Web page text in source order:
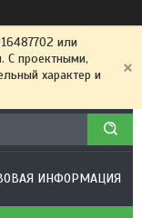
или
С проектными,
характер и
ИНФОРМАЦИЯ